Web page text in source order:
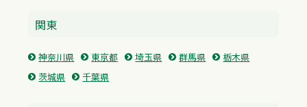
関東
神奈川県 東京都 埼玉県 群馬県
栃木県
茨城県
千葉県